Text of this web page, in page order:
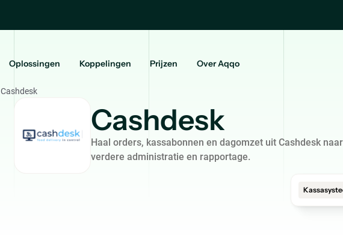
Oplossingen Koppelingen Prijzen Over Aqqo
Cashdesk
Cashdesk
Haal orders, kassabonnen en dagomzet uit Cashdesk
verdere administratie en rapportage.